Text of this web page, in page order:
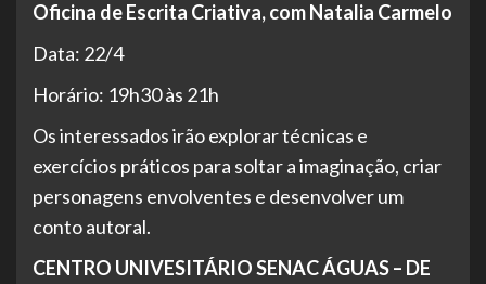
Oficina de Escrita Criativa, com Natalia Carmelo
Data: 22/4
Horário: 19h30 às 21h
Os interessados irão explorar técnicas e
exercícios práticos para soltar a imaginação, criar
personagens envolventes e desenvolver um
conto autoral.
CENTRO UNIVESITÁRIO SENAC ÁGUAS – DE